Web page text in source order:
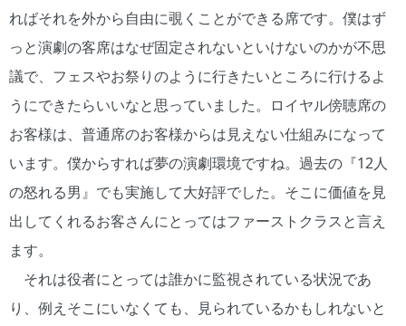
ればそれを外から自由に覗くことができる席です。僕はず
っと演劇の客席はなぜ固定されないといけないのかが不思
議で、フェスやお祭りのように行きたいところに行けるよ
うにできたらいいなと思っていました。ロイヤル傍聴席の
お客様は、普通席のお客様からは見えない仕組みになって
います。僕からすれば夢の演劇環境ですね。過去の『12人
の怒れる男』でも実施して大好評でした。そこに価値を見
出してくれるお客さんにとってはファーストクラスと言え
ます。
それは役者にとっては誰かに監視されている状況であ
り、例えそこにいなくても、見られているかもしれないと